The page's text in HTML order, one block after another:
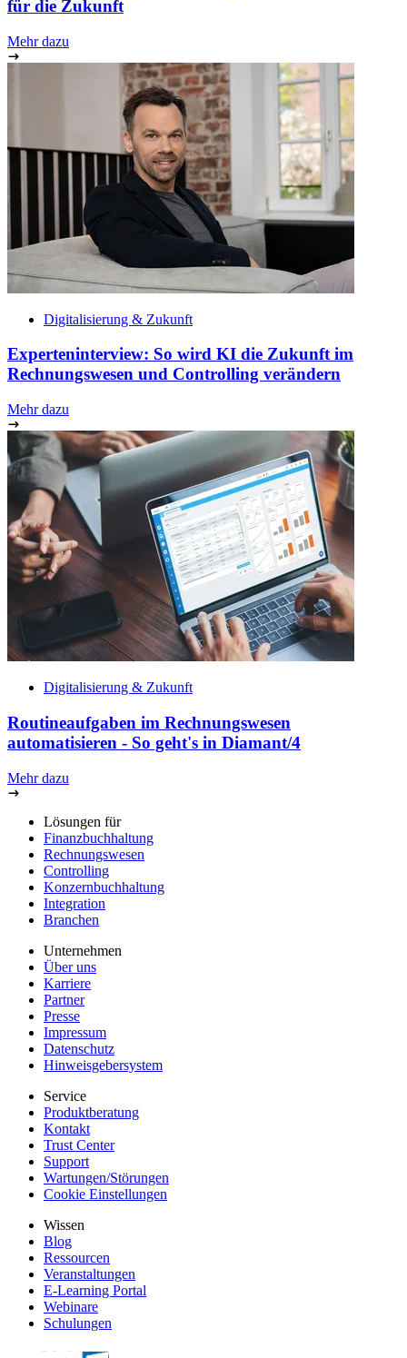
für die Zukunft
Mehr dazu
Digitalisierung & Zukunft
Experteninterview: So wird KI die Zukunft im
Rechnungswesen und Controlling verändern
Mehr dazu
Digitalisierung & Zukunft
Routineaufgaben im Rechnungswesen
automatisieren - So geht's in Diamant/4
Mehr dazu
Lösungen für
Finanzbuchhaltung
Rechnungswesen
Controlling
Konzernbuchhaltung
Integration
Branchen
Unternehmen
Über uns
Karriere
Partner
Presse
Impressum
Datenschutz
Hinweisgebersystem
Service
Produktberatung
Kontakt
Trust Center
Support
Wartungen/Störungen
Cookie Einstellungen
Wissen
Blog
Ressourcen
Veranstaltungen
E-Learning Portal
Webinare
Schulungen